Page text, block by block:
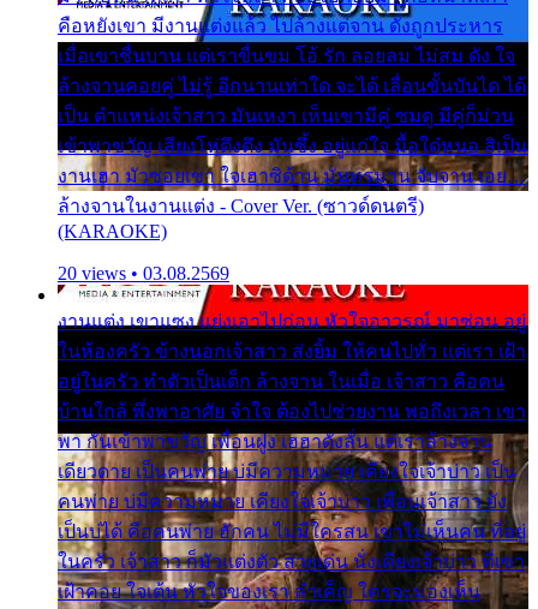
คือหยังเขา มีงานแต่งแล้ว ไปล้างแต่จาน ดั่งถูกประหาร
เมื่อเขาชื่นบาน แต่เราขื่นขม โอ้ รัก ลอยลม ไม่สม ดัง ใจ
ล้างจานคอยคู่ ไม่รู้ อีกนานเท่าใด จะได้ เลื่อนขั้นบันได ได้
เป็น ตำแหน่งเจ้าสาว มันเหงา เห็นเขามีคู่ ซมดู มีคู่ก็ม่วน
เข้าพาขวัญ เสียงโห่ตึงตึง มันซึ้ง อยู่แก่ใจ มื้อใด๋หนอ สิเป็น
งานเฮา มัวซอยเขา ใจเฮาซิด้าน มันทรมาน จับจาน เอย…
ล้างจานในงานแต่ง - Cover Ver. (ซาวด์ดนตรี)
(KARAOKE)
20 views • 03.08.2569
งานแต่ง เขาแซง แย่งเอาไปก่อน หัวใจอาวรณ์ มาซ่อน อยู่
ในห้องครัว ข้างนอกเจ้าสาว ส่งยิ้ม ให้คนไปทั่ว แต่เรา เฝ้า
อยู่ในครัว ทำตัวเป็นเด็ก ล้างจาน ในเมื่อ เจ้าสาว คือคน
บ้านใกล้ พึ่งพาอาศัย จำใจ ต้องไปช่วยงาน พอถึงเวลา เขา
พา กันเข้าพาขวัญ เพื่อนฝูง เฮฮาดังลั่น แต่เราล้างจาน
เดียวดาย เป็นคนพ่าย บ่มีความหมาย เคียงใจเจ้าบ่าว เป็น
คนพ่าย บ่มีความหมาย เคียงใจเจ้าบ่าว เพื่อนเจ้าสาว ยัง
เป็นบ่ได้ คือคนพ่าย ฮักคน ไม่มีใครสน เขาไม่เห็นคน ที่อยู่
ในครัว เจ้าสาว ก็มัวแต่งตัว สวยเด่น นั่งเคียงเจ้าบ่าว ที่เขา
เฝ้าคอย ใจเต้น หัวใจของเรา ลำเค็ญ ใครจะมองเห็น